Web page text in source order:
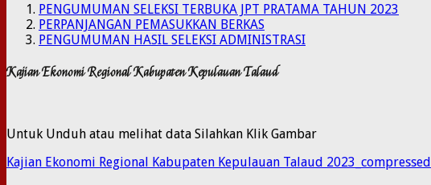
PENGUMUMAN SELEKSI TERBUKA JPT PRATAMA TAHUN 2023
PERPANJANGAN PEMASUKKAN BERKAS
PENGUMUMAN HASIL SELEKSI ADMINISTRASI
Kajian Ekonomi Regional Kabupaten Kepulauan Talaud
Untuk Unduh atau melihat data Silahkan Klik Gambar
Kajian Ekonomi Regional Kabupaten Kepulauan Talaud 2023_compressed